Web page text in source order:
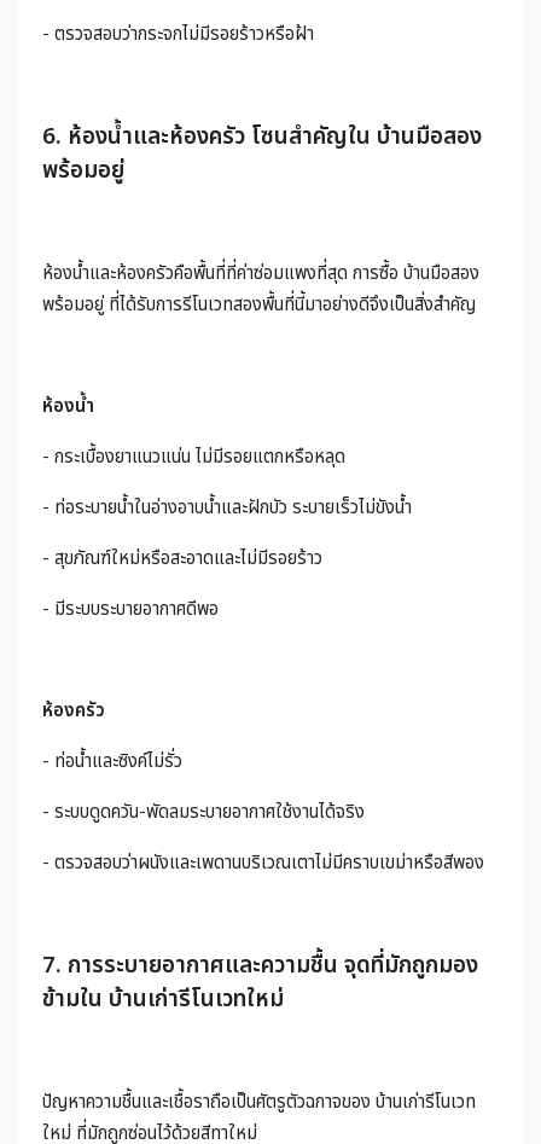
- ตรวจสอบว่ากระจกไม่มีรอยร้าวหรือฝ้า
6. ห้องน้ำและห้องครัว โซนสำคัญใน บ้านมือสอง
พร้อมอยู่
ห้องน้ำและห้องครัวคือพื้นที่ที่ค่าซ่อมแพงที่สุด การซื้อ บ้านมือสอง
พร้อมอยู่ ที่ได้รับการรีโนเวทสองพื้นที่นี้มาอย่างดีจึงเป็นสิ่งสำคัญ
ห้องน้ำ
- กระเบื้องยาแนวแน่น ไม่มีรอยแตกหรือหลุด
- ท่อระบายน้ำในอ่างอาบน้ำและฝักบัว ระบายเร็วไม่ขังน้ำ
- สุขภัณฑ์ใหม่หรือสะอาดและไม่มีรอยร้าว
- มีระบบระบายอากาศดีพอ
ห้องครัว
- ท่อน้ำและซิงค์ไม่รั่ว
- ระบบดูดควัน-พัดลมระบายอากาศใช้งานได้จริง
- ตรวจสอบว่าผนังและเพดานบริเวณเตาไม่มีคราบเขม่าหรือสีพอง
7. การระบายอากาศและความชื้น จุดที่มักถูกมอง
ข้ามใน บ้านเก่ารีโนเวทใหม่
ปัญหาความชื้นและเชื้อราถือเป็นศัตรูตัวฉกาจของ บ้านเก่ารีโนเวท
ใหม่ ที่มักถูกซ่อนไว้ด้วยสีทาใหม่